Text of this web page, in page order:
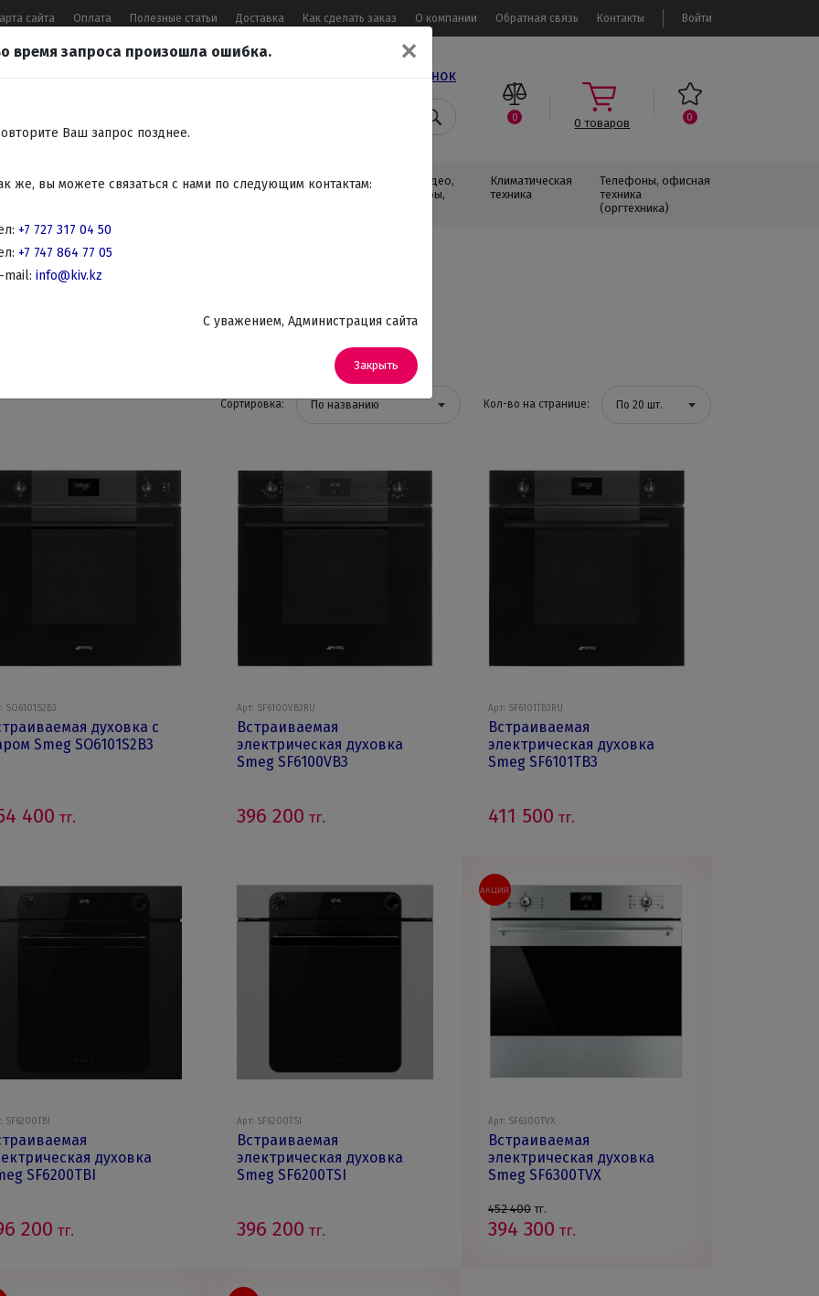
Войти
сайта Оплата Полезные статьи Доставка Как сделать заказ О компании Обратная связь Контакты
04 50 Заказать звонок
0 0 товаров 0
Встраиваемая
бытовая
Крупно
Мелко
Красота,
Аудио, Видео,
Телевизоры,
Климатическая
техника
Телефоны, офисная
техника
(оргтехника)
духовые шкафы
духовые шкафы
Сортировка: По названию Кол-во на странице: По 20 шт.
SO6101S2B3
духовка с
Smeg SO6101S2B3
400 тг.
Арт: SF6100VB3RU
Встраиваемая
электрическая духовка
Smeg SF6100VB3
396 200 тг.
Арт: SF6101TB3RU
Встраиваемая
электрическая духовка
Smeg SF6101TB3
411 500 тг.
SF6200TBI
духовка
SF6200TBI
200 тг.
Арт: SF6200TSI
Встраиваемая
электрическая духовка
Smeg SF6200TSI
396 200 тг.
Арт: SF6300TVX
Встраиваемая
электрическая духовка
Smeg SF6300TVX
452 400тг.
394 300 тг.
АКЦИЯ
✕
время запроса произошла ошибка.
Ваш запрос позднее.
же, вы можете связаться с нами по следующим контактам:
+7 727 317 04 50
+7 747 864 77 05
mail: info@kiv.kz
C уважением, Администрация сайта
Закрыть